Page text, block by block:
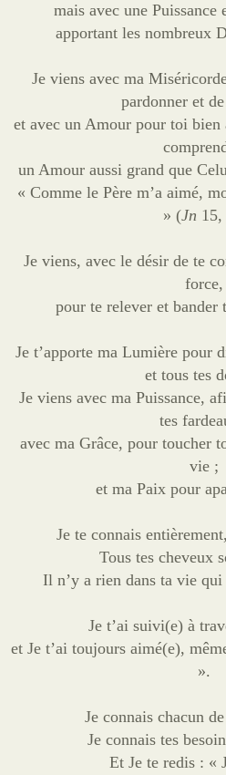
mais avec une
apportant les nombreux
Je viens avec ma
pardonner et
et avec un Amour pour toi bien
un Amour aussi grand que
« Comme le Père m’a aimé,
» (Jn
Je viens, avec le désir de te
force,
pour te relever et bander
Je t’apporte ma Lumière pour
et tous tes
Je viens avec ma Puissance,
tes
avec ma Grâce, pour toucher
vie ;
et ma Paix pour
Je te connais
Tous tes cheveux
Il n’y a rien dans ta vie
Je t’ai suivi(e) à
et Je t’ai toujours aimé(e),
».
Je connais chacun
Je connais tes
Et Je te redis : «